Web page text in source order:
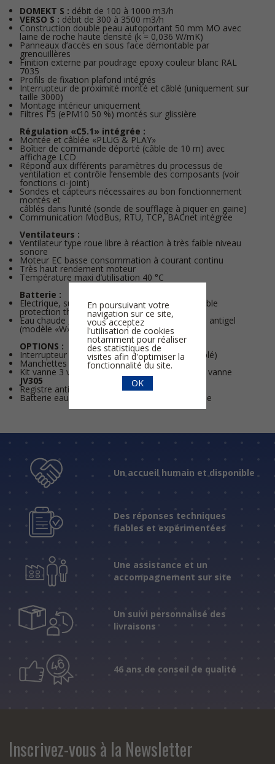
DOMEKT S : débit de 100 à 1000 m3/h
VERSO S : débit de 300 à 3500 m3/h
Construction double peau autoportant 50 mm MO avec
laine de roche haute densité (k = 0,036 W/mK)
Panneaux d’accès en sous face démontable par
grenouillères
Finition externe par poudrage epoxy couleur blanc RAL
7035
Profils de fixation plafond intégrés
Interrupteur de proximité monté et câblé (uniquement sur
taille 3000)
Montage intérieur uniquement
Filtres F5 (ePM10 50 %) montés sur glissière
Régulation «C5.1» intégrée :
Montée et câblée «PLUG & PLAY»
Boîtier de commande déporté (câble de 10 m) avec
affichage LCD
Répond aux différents paramètres du processus de
ventilation et contrôle l’ensemble des composants (voir
fonctions ci-joint)
Sondes et capteurs nécessaires au bon fonctionnement
montés et
câblés dans l’unité (sonde de soufflage à piquer en gaine)
Communication ModBus, RTU, TCP, BACnet intégrée
Ventilateurs :
Ventilateur type roue libre à réaction à très faible niveau
sonore
Moteur EC basse consommation à courant continu
Très haut rendement moteur
Température maxi d’utilisation 40 °C
Batterie :
Electrique, suivant les tailles, intégrée avec double
protection thermique (modèle «E»)
Eau chaude , suivant les tailles, avec protection antigel
(modèle «W»)
OPTIONS :
Interrupteur de proximitéPR(non monté ni câblé)
Manchettes souplesMS
Kit vanne 3 voies avec servomoteur monté sur vanne
JV305
Registre antigel motorisé AGUJ
Batterie eau froide montage en gaine
Un accueil humain et disponible
Des réponses techniques
fiables et expérimentées
Une assistance et un
accompagnement sur site
Un suivi personnalisé des
livraisons
46 ans de conseil de qualité
Inscrivez-vous à la Newsletter
En poursuivant votre
navigation sur ce site,
vous acceptez
l'utilisation de cookies
notamment pour réaliser
des statistiques de
visites afin d'optimiser la
fonctionnalité du site.
OK